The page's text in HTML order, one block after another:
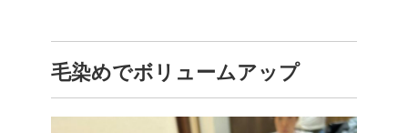
毛染めでボリュームアップ